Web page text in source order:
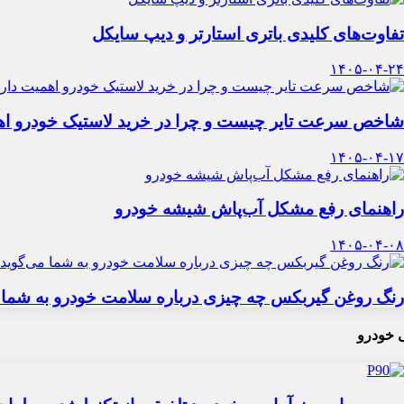
تفاوت‌های کلیدی باتری استارتر و دیپ سایکل
۱۴۰۵-۰۴-۲۴
شاخص سرعت تایر چیست و چرا در خرید لاستیک خودرو
۱۴۰۵-۰۴-۱۷
راهنمای رفع مشکل آب‌پاش شیشه خودرو
۱۴۰۵-۰۴-۰۸
رنگ روغن گیربکس چه چیزی درباره سلامت خودرو به
خودرو